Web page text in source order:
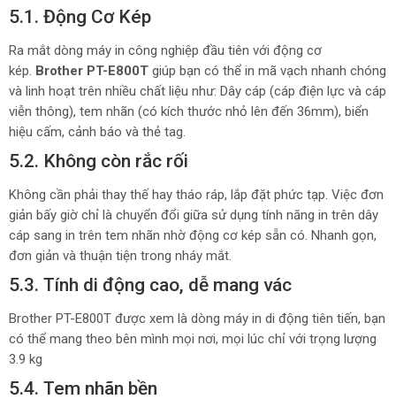
5.1. Động Cơ Kép
Ra mắt dòng máy in công nghiệp đầu tiên với động cơ
kép. Brother PT-E800T giúp bạn có thể in mã vạch nhanh chóng
và linh hoạt trên nhiều chất liệu như: Dây cáp (cáp điện lực và cáp
viễn thông), tem nhãn (có kích thước nhỏ lên đến 36mm), biển
hiệu cấm, cảnh báo và thẻ tag.
5.2. Không còn rắc rối
Không cần phải thay thế hay tháo ráp, lắp đặt phức tạp. Việc đơn
giản bấy giờ chỉ là chuyển đổi giữa sử dụng tính năng in trên dây
cáp sang in trên tem nhãn nhờ động cơ kép sẵn có. Nhanh gọn,
đơn giản và thuận tiện trong nháy mắt.
5.3. Tính di động cao, dễ mang vác
Brother PT-E800T được xem là dòng máy in di động tiên tiến, bạn
có thể mang theo bên mình mọi nơi, mọi lúc chỉ với trọng lượng
3.9 kg
5.4. Tem nhãn bền